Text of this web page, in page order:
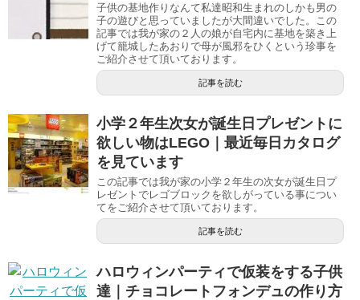
子供の基地作りなんて私達昭和生まれのしかも男の
子の遊びと思っていましたが大間違いでした。この
記事では我が家の２人の娘が自宅内に基地を築き上
げて籠城したあおりで母が風邪をひくという珍事を
ご紹介させて頂いております。
記事を読む
小学２年生次女が誕生日プレゼントに
欲しい物はLEGO｜最近毎日カタログ
を見ています
この記事では我が家の小学２年生の次女が誕生日プ
レゼントでレゴブロックを欲しがっている事につい
てをご紹介させて頂いております。
記事を読む
ハロウィンパーティで仮装をする子供
達｜チョコレートフォンデュの作り方